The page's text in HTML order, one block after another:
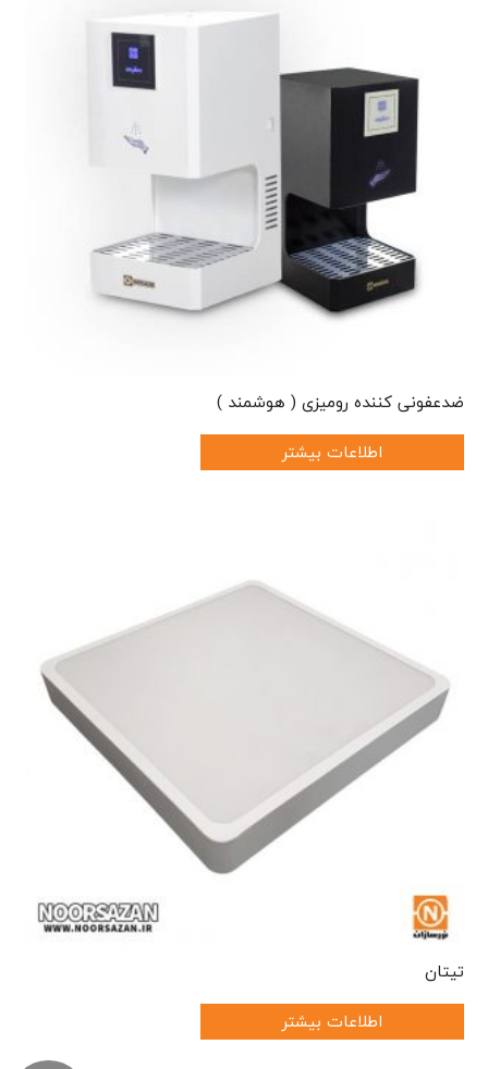
ضدعفونی کننده رومیزی ( هوشمند )
اطلاعات بیشتر
تیتان
اطلاعات بیشتر